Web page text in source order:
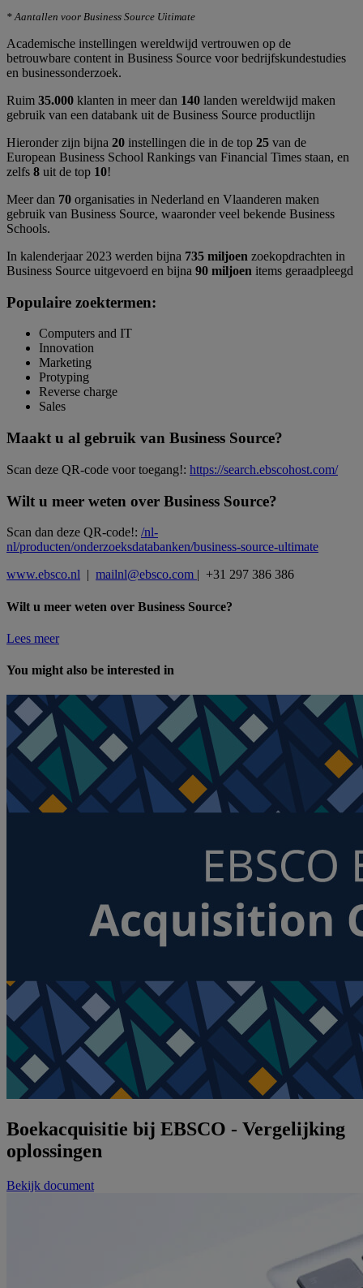
* Aantallen voor Business Source Uitimate
Academische instellingen wereldwijd vertrouwen op de
betrouwbare content in Business Source voor bedrijfskundestudies
en businessonderzoek.
Ruim 35.000 klanten in meer dan 140 landen wereldwijd maken
gebruik van een databank uit de Business Source productlijn
Hieronder zijn bijna 20 instellingen die in de top 25 van de
European Business School Rankings van Financial Times staan, en
zelfs 8 uit de top 10!
Meer dan 70 organisaties in Nederland en Vlaanderen maken
gebruik van Business Source, waaronder veel bekende Business
Schools.
In kalenderjaar 2023 werden bijna 735 miljoen zoekopdrachten in
Business Source uitgevoerd en bijna 90 miljoen items geraadpleegd
Populaire zoektermen:
Computers and IT
Innovation
Marketing
Protyping
Reverse charge
Sales
Maakt u al gebruik van Business Source?
Scan deze QR-code voor toegang!: https://search.ebscohost.com/
Wilt u meer weten over Business Source?
Scan dan deze QR-code!: /nl-
nl/producten/onderzoeksdatabanken/business-source-ultimate
www.ebsco.nl | mailnl@ebsco.com | +31 297 386 386
Wilt u meer weten over Business Source?
Lees meer
You might also be interested in
Boekacquisitie bij EBSCO - Vergelijking
oplossingen
Bekijk document